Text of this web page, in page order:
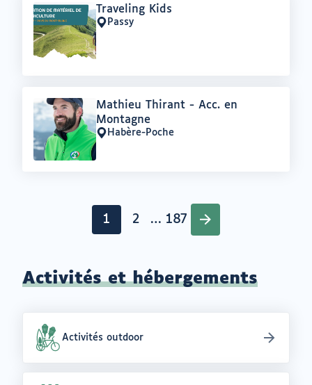
Offre
:
Traveling Kids
Lieu
:
Passy
Offre
:
Mathieu Thirant - Acc. en
Montagne
LieuHabère-Poche
Page
1 Page
2 … Page
187
Activités et hébergements
Activités outdoor